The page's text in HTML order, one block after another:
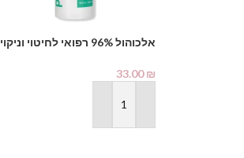
אלכוהול 96% רפואי לחיטוי וניקוי
Alcohol
33.00₪
הוספה לסל